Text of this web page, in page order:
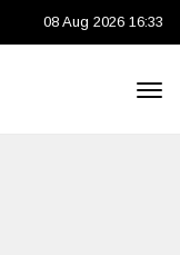
08 Aug 2026 16:33